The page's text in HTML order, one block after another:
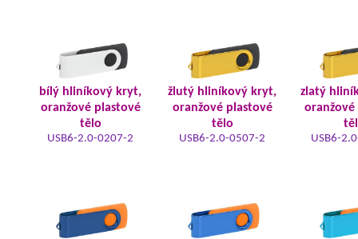
bílý hliníkový kryt,
oranžové plastové
tělo
USB6-2.0-0207-2
žlutý hliníkový kryt,
oranžové plastové
tělo
USB6-2.0-0507-2
zlatý
oranžové
USB6-